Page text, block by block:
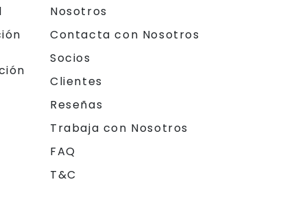
Nosotros
Contacta con Nosotros
Socios
Clientes
Reseñas
Trabaja con Nosotros
FAQ
T&C